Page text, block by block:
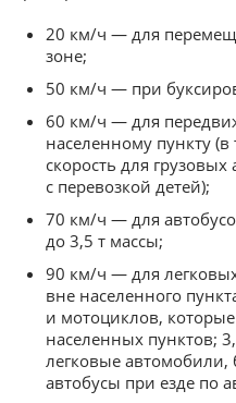
20 км/ч — для
зоне;
50 км/ч — при
60 км/ч — для
населенному пункту (в
скорость для
с перевозкой детей);
70 км/ч — для
до 3,5 т массы;
90 км/ч — для
вне населенного
и мотоциклов,
населенных пунктов;
легковые
автобусы при езде по